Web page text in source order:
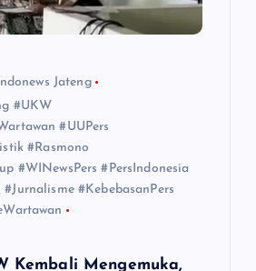
Jateng
#UKW
#UUPers
#Rasmono
#WINewsPers #PersIndonesia
#KebebasanPers
Kembali Mengemuka,